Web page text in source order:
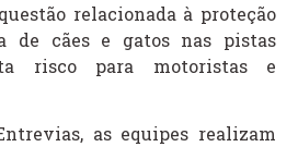
relacionada à proteção
de cães e gatos nas pistas
risco para motoristas e
as equipes realizam